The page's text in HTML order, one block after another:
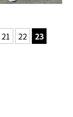
21 22 23